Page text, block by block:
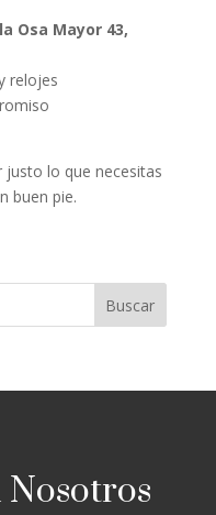
Osa Mayor 43,
relojes
justo lo que necesitas
buen pie.
Buscar